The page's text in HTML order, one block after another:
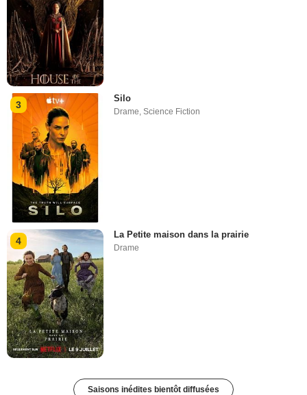
3
Silo
Drame,Science Fiction
4
La Petite maison dans la prairie
Drame
Saisons inédites bientôt diffusées